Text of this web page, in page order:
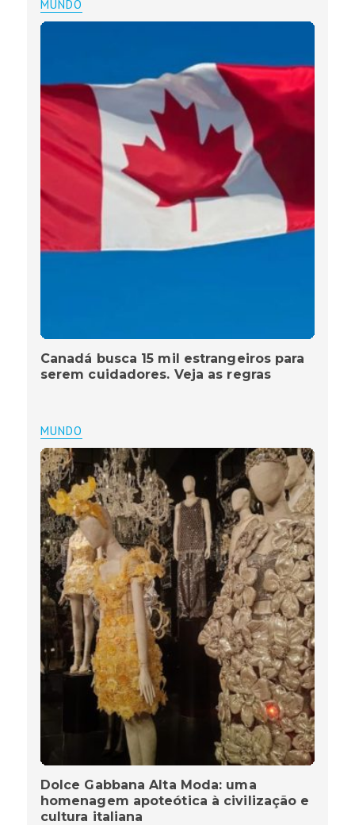
MUNDO
Canadá busca 15 mil estrangeiros para
serem cuidadores. Veja as regras
MUNDO
Dolce Gabbana Alta Moda: uma
homenagem apoteótica à civilização e
cultura italiana